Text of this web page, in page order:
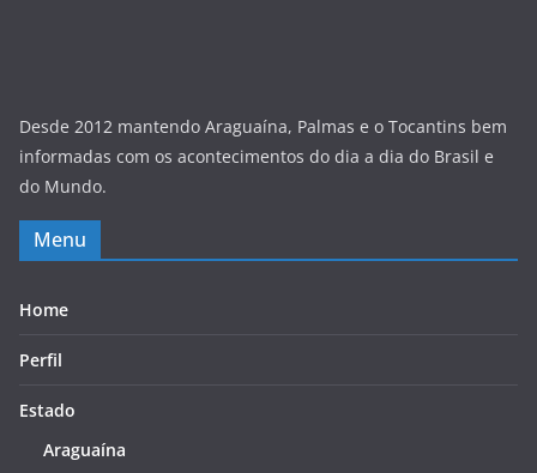
Desde 2012 mantendo Araguaína, Palmas e o Tocantins bem
informadas com os acontecimentos do dia a dia do Brasil e
do Mundo.
Menu
Home
Perfil
Estado
Araguaína